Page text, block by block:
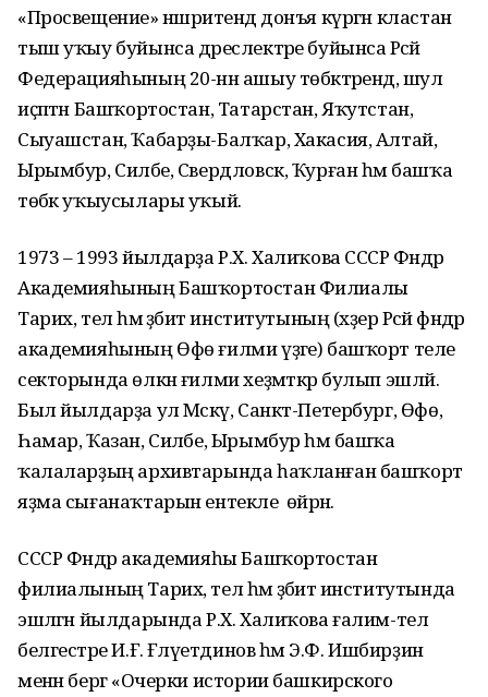
«Просвещение» нәшриәтендә донъя күргән кластан
тыш уҡыу буйынса дәреслектәре буйынса Рәсәй
Федерацияһының 20-нән ашыу төбәктәрендә, шул
иҫәптән Башҡортостан, Татарстан, Яҡутстан,
Сыуашстан, Ҡабарҙы-Балҡар, Хакасия, Алтай,
Ырымбур, Силәбе, Свердловск, Ҡурған һәм башҡа
төбәк уҡыусылары уҡый.
1973 – 1993 йылдарҙа Р.Х. Халиҡова СССР Фәндәр
Академияһының Башҡортостан Филиалы
Тарих, тел һәм әҙәбиәт институтының (хәҙер Рәсәй фәндәр
академияһының Өфө ғилми үҙәге) башҡорт теле
секторында өлкән ғилми хеҙмәткәр булып эшләй.
Был йылдарҙа ул Мәскәү, Санкт-Петербург, Өфө,
Һамар, Ҡазан, Силәбе, Ырымбур һәм башҡа
ҡалаларҙың архивтарында һаҡланған башҡорт
яҙма сығанаҡтарын ентекле өйрәнә.
СССР Фәндәр академияһы Башҡортостан
филиалының Тарих, тел һәм әҙәбиәт институтында
эшләгән йылдарында Р.Х. Халиҡова ғалим-тел
белгестәре И.Ғ. Ғәләүетдинов һәм Э.Ф. Ишбирҙин
менән бергә «Очерки истории башкирского